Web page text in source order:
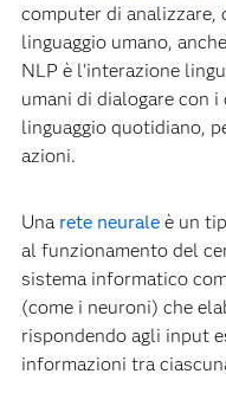
computer di analizzare,
linguaggio umano,
NLP è l'interazione
umani di dialogare con
linguaggio quotidiano,
azioni.
Una rete neuraleè un
al funzionamento del
sistema informatico
(come i neuroni) che
rispondendo agli input
informazioni tra